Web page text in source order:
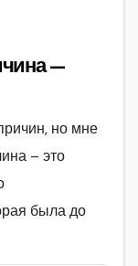
—
но мне
– это